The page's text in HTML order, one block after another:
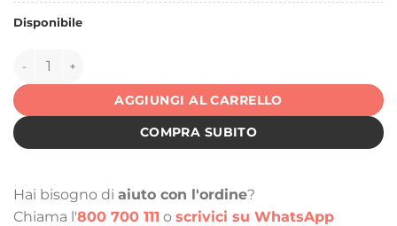
Disponibile
144323 quantità
AGGIUNGI AL CARRELLO
COMPRA SUBITO
Hai bisogno di aiuto con l'ordine?
Chiama l'800 700 111 o scrivici su WhatsApp